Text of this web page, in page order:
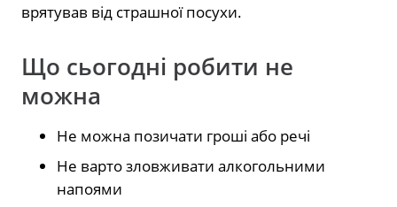
врятував від страшної посухи.
Що сьогодні робити не
можна
Не можна позичати гроші або речі
Не варто зловживати алкогольними
напоями